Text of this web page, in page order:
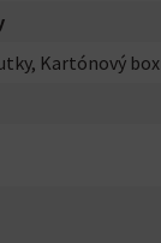
Kartónový box